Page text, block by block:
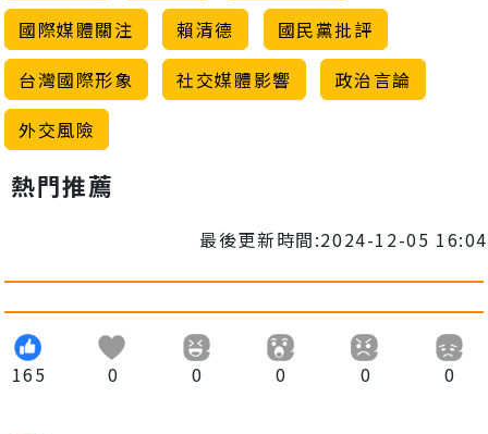
國際媒體關注
賴清德
國民黨批評
台灣國際形象
社交媒體影響
政治言論
外交風險
熱門推薦
最後更新時間:2024-12-05 16:04
165 0 0 0 0 0